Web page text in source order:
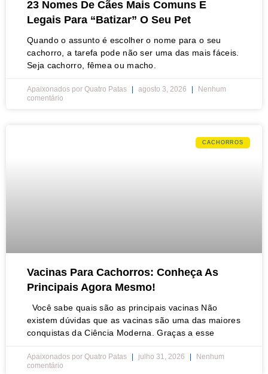
23 Nomes De Cães Mais Comuns E
Legais Para “batizar” O Seu Pet
Quando o assunto é escolher o nome para o seu
cachorro, a tarefa pode não ser uma das mais fáceis.
Seja cachorro, fêmea ou macho.
Apaixonados por Quatro Patas agosto 3, 2026
Nenhum
comentário
CACHORROS
Vacinas Para Cachorros: Conheça As
Principais Agora Mesmo!
Você sabe quais são as principais vacinas Não
existem dúvidas que as vacinas são uma das maiores
conquistas da Ciência Moderna. Graças a esse
Apaixonados por Quatro Patas julho 31, 2026
Nenhum
comentário